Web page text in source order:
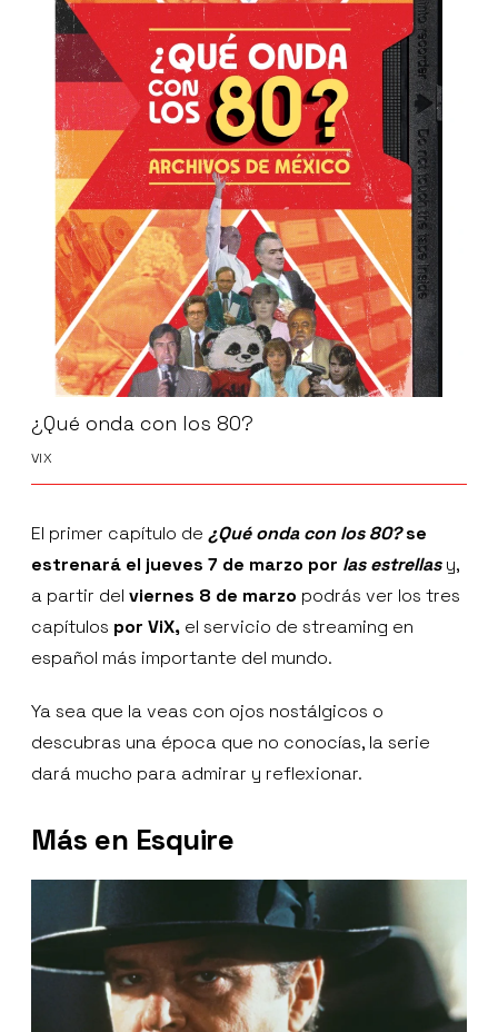
¿Qué onda con los 80?
VIX
El primer capítulo de ¿Qué onda con los 80?se
estrenará el jueves 7 de marzo por las estrellasy,
a partir del viernes 8 de marzo podrás ver los tres
capítulos por ViX, el servicio de streaming en
español más importante del mundo.
Ya sea que la veas con ojos nostálgicos o
descubras una época que no conocías, la serie
dará mucho para admirar y reflexionar.
Más en Esquire